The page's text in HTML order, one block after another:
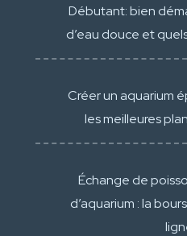
Débutant: bien
d’eau douce et
Créer un aquarium
les meilleures
Échange de
d’aquarium : la